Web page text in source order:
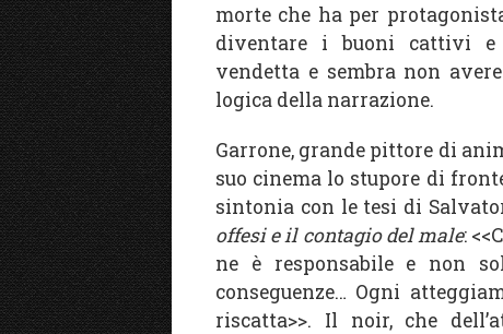
morte che ha per
diventare i buoni cattivi e
vendetta e sembra non
logica della narrazione.
Garrone, grande pittore di
suo cinema lo stupore di
sintonia con le tesi di
offesi e il contagio del male:
ne è responsabile e non
conseguenze… Ogni
riscatta>>. Il noir, che